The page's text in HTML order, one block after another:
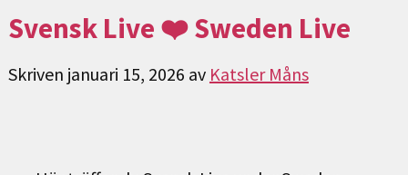
Svensk Live ❤️ Sweden Live
Skriven januari 15, 2026 av Katsler Måns